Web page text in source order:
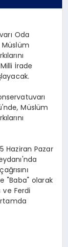
Oda
Müslüm
İrade
Müslüm
Haziran Pazar
"Baba" olarak
Ferdi